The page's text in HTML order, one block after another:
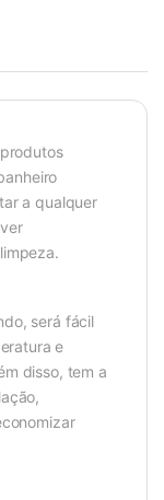
a qualquer
será fácil
e
disso, tem a